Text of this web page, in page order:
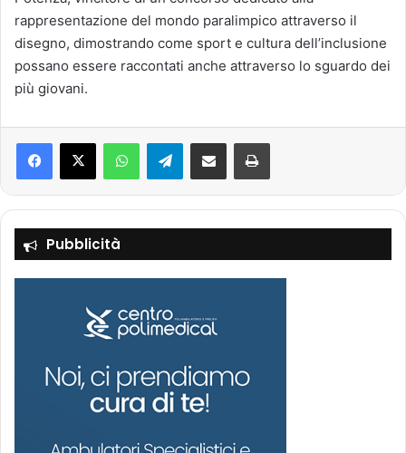
rappresentazione del mondo paralimpico attraverso il
disegno, dimostrando come sport e cultura dell’inclusione
possano essere raccontati anche attraverso lo sguardo dei
più giovani.
Telegram
Pubblicità